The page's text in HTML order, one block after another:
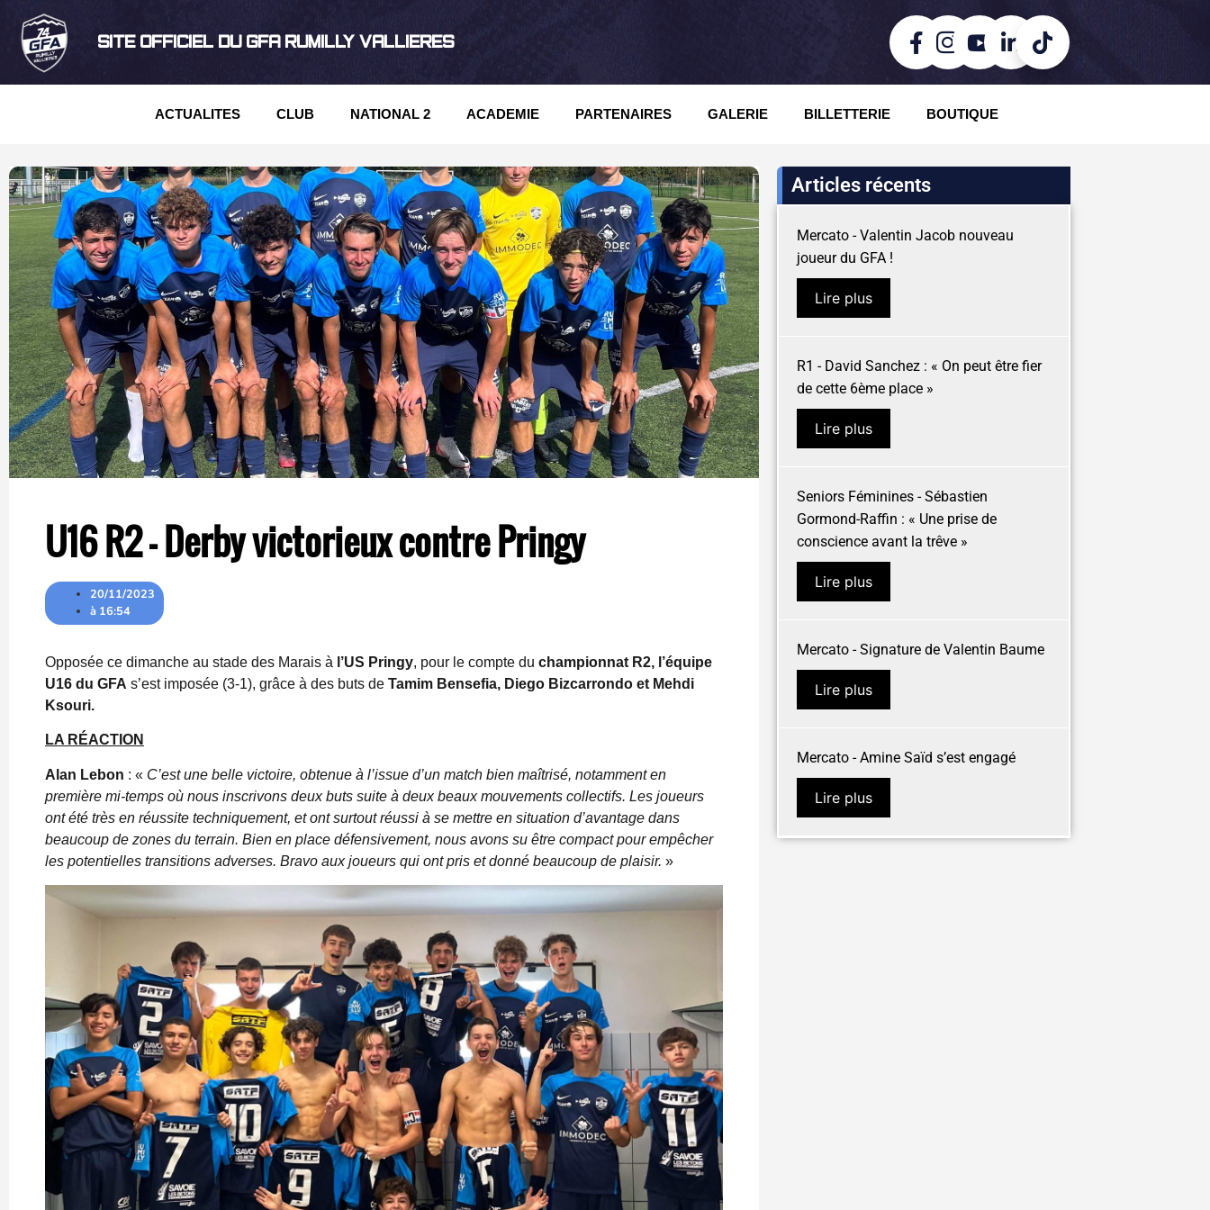
SITE OFFICIEL DU GFA RUMILLY VALLIERES
ACTUALITES CLUB NATIONAL 2 ACADEMIE PARTENAIRES GALERIE BILLETTERIE BOUTIQUE
U16 R2 – Derby victorieux contre Pringy
20/11/2023
à 16:54
Opposée ce dimanche au stade des Marais à l’US Pringy, pour le compte du championnat R2, l’équipe
U16 du GFA s’est imposée (3-1), grâce à des buts de Tamim Bensefia, Diego Bizcarrondo et Mehdi
Ksouri.
LA RÉACTION
Alan Lebon : « C’est une belle victoire, obtenue à l’issue d’un match bien maîtrisé, notamment en
première mi-temps où nous inscrivons deux buts suite à deux beaux mouvements collectifs. Les joueurs
ont été très en réussite techniquement, et ont surtout réussi à se mettre en situation d’avantage dans
beaucoup de zones du terrain. Bien en place défensivement, nous avons su être compact pour empêcher
les potentielles transitions adverses. Bravo aux joueurs qui ont pris et donné beaucoup de plaisir. »
Articles récents
Mercato - Valentin Jacob nouveau
joueur du GFA !
Lire plus
R1 - David Sanchez : « On peut être fier
de cette 6ème place »
Lire plus
Seniors Féminines - Sébastien
Gormond-Raffin : « Une prise de
conscience avant la trêve »
Lire plus
Mercato - Signature de Valentin Baume
Lire plus
Mercato - Amine Saïd s’est engagé
Lire plus